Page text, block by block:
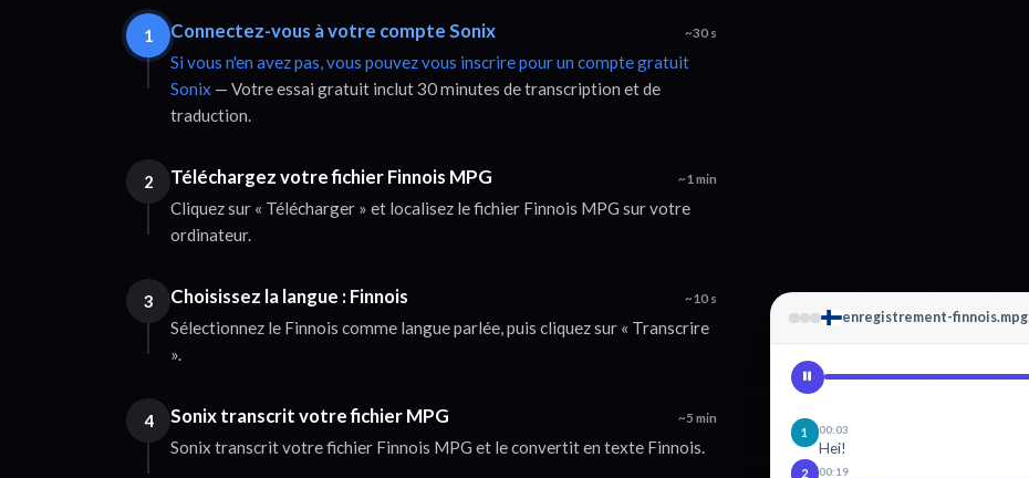
1 Connectez-vous à votre compte Sonix ~30 s
Si vous n'en avez pas, vous pouvez vous inscrire pour un compte gratuit
Sonix — Votre essai gratuit inclut 30 minutes de transcription et de
traduction.
2 Téléchargez votre fichier Finnois MPG ~1 min
Cliquez sur « Télécharger » et localisez le fichier Finnois MPG sur votre
ordinateur.
3 Choisissez la langue : Finnois ~10 s
Sélectionnez le Finnois comme langue parlée, puis cliquez sur « Transcrire
».
4 Sonix transcrit votre fichier MPG ~5 min
Sonix transcrit votre fichier Finnois MPG et le convertit en texte Finnois.
enregistrement-finnois.mpg
1 00:03
Hei!
2 00:19